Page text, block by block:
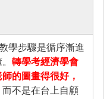
學步驟是循序漸進
。轉學考經濟學會
的圖畫得很好，
而不是在台上自顧